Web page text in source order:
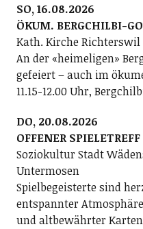
SO, 16.08.2026
ÖKUM. BERGCHILBI-
Kath. Kirche Richterswil
An der «heimeligen»
gefeiert – auch im
11.15-12.00 Uhr,
DO, 20.08.2026
OFFENER
Soziokultur Stadt
Untermosen
Spielbegeisterte sind
entspannter
und altbewährter